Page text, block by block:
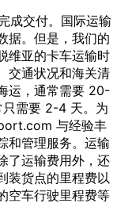
成交付。国际运输
据。但是，我们的
维亚的卡车运输时
交通状况和海关清
运，通常需要 20-
需要 2-4 天。为
与经验丰
和管理服务。运输
了运输费用外，还
装货点的里程费以
空车行驶里程费等